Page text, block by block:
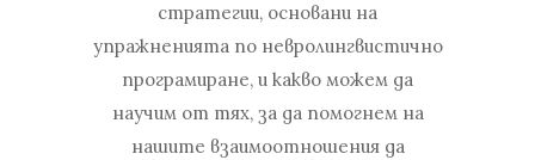
стратегии, основани на
упражненията по невролингвистично
програмиране, и какво можем да
научим от тях, за да помогнем на
нашите взаимоотношения да